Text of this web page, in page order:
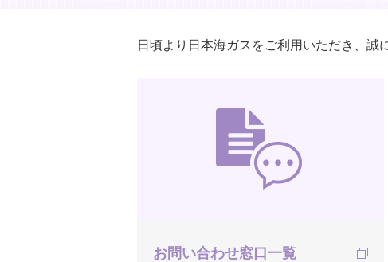
日頃より日本海ガスをご利用いただき、誠
お問い合わせ窓口一覧